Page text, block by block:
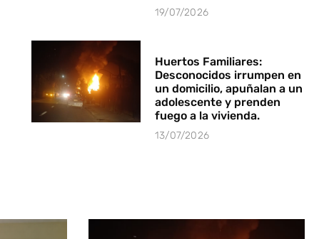
19/07/2026
Huertos Familiares:
Desconocidos irrumpen en
un domicilio, apuñalan a un
adolescente y prenden
fuego a la vivienda.
13/07/2026